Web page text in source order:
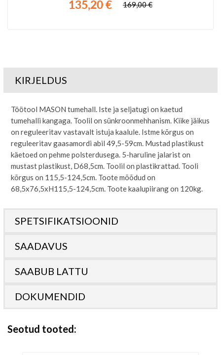
135,20 € 169,00 €
KIRJELDUS
Töötool MASON tumehall. Iste ja seljatugi on kaetud
tumehalli kangaga. Toolil on sünkroonmehhanism. Kiike jäikus
on reguleeritav vastavalt istuja kaalule. Istme kõrgus on
reguleeritav gaasamordi abil 49,5-59cm. Mustad plastikust
käetoed on pehme polsterdusega. 5-haruline jalarist on
mustast plastikust, D68,5cm. Toolil on plastikrattad. Tooli
kõrgus on 115,5-124,5cm. Toote mõõdud on
68,5x76,5xH115,5-124,5cm. Toote kaalupiirang on 120kg.
SPETSIFIKATSIOONID
SAADAVUS
SAABUB LATTU
DOKUMENDID
Seotud tooted